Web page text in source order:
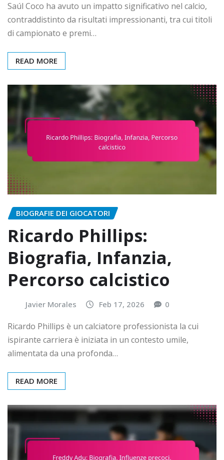
Saúl Coco ha avuto un impatto significativo nel calcio,
contraddistinto da risultati impressionanti, tra cui titoli
di campionato e premi…
READ MORE
BIOGRAFIE DEI GIOCATORI
Ricardo Phillips:
Biografia, Infanzia,
Percorso calcistico
Javier Morales Feb 17, 2026 0
Ricardo Phillips è un calciatore professionista la cui
ispirante carriera è iniziata in un contesto umile,
alimentata da una profonda…
READ MORE